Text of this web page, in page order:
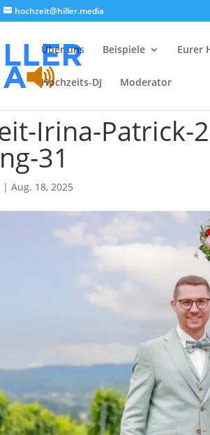
hochzeit@hiller.media
Über uns Beispiele Eurer
Hochzeits-DJ Moderator
Irina-Patrick-
31
|Aug. 18, 2025